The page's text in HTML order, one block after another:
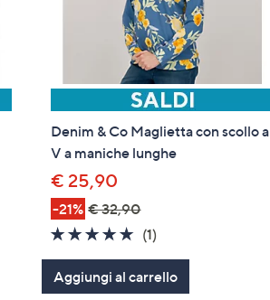
Denim & Co Maglietta con scollo a
V a maniche lunghe
€ 25,90
-21% € 32,90
5.0
of
5
(1)
Recensioni
Aggiungi al carrello